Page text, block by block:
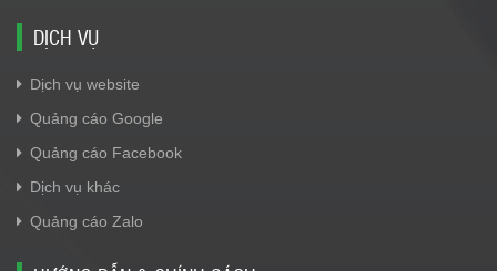
DỊCH VỤ
Dịch vụ website
Quảng cáo Google
Quảng cáo Facebook
Dịch vụ khác
Quảng cáo Zalo